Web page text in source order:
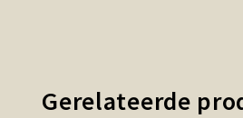
Gerelateerde